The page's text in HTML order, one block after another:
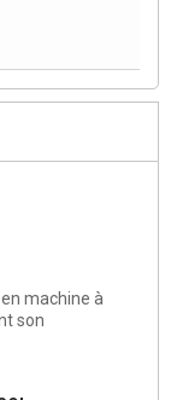
machine à
son